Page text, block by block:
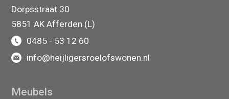
Dorpsstraat 30
5851 AK Afferden (L)
0485 - 53 12 60
info@heijligersroelofswonen.nl
Meubels